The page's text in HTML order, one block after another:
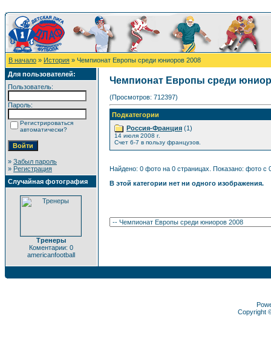
В начало » История » Чемпионат Европы среди юниоров 2008
Для пользователей:
Пользователь:
Пароль:
Регистрироваться
автоматически?
» Забыл пароль
» Регистрация
Случайная фотография
Тренеры
Коментарии: 0
americanfootball
Чемпионат Европы среди
(Просмотров: 712397)
Подкатегории
Россия-Франция (1)
14 июля 2008 г.
Счет 6-7 в пользу французов.
Найдено: 0 фото на 0 страницах. Показано: фото с
В этой категории нет ни одного изображения.
Copyright